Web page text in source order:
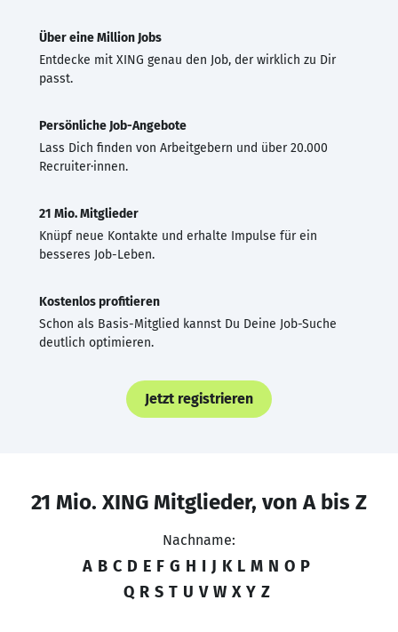
Über eine Million Jobs
Entdecke mit XING genau den Job, der wirklich zu Dir
passt.
Persönliche Job-Angebote
Lass Dich finden von Arbeitgebern und über 20.000
Recruiter·innen.
21 Mio. Mitglieder
Knüpf neue Kontakte und erhalte Impulse für ein
besseres Job-Leben.
Kostenlos profitieren
Schon als Basis-Mitglied kannst Du Deine Job-Suche
deutlich optimieren.
Jetzt registrieren
21 Mio. XING Mitglieder, von A bis Z
Nachname:
A B C D E F G H I J K L M N O P
Q R S T U V W X Y Z